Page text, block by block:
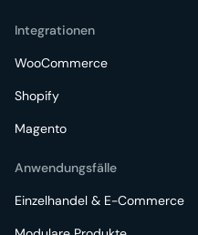
Integrationen
WooCommerce
Shopify
Magento
Anwendungsfälle
Einzelhandel & E-Commerce